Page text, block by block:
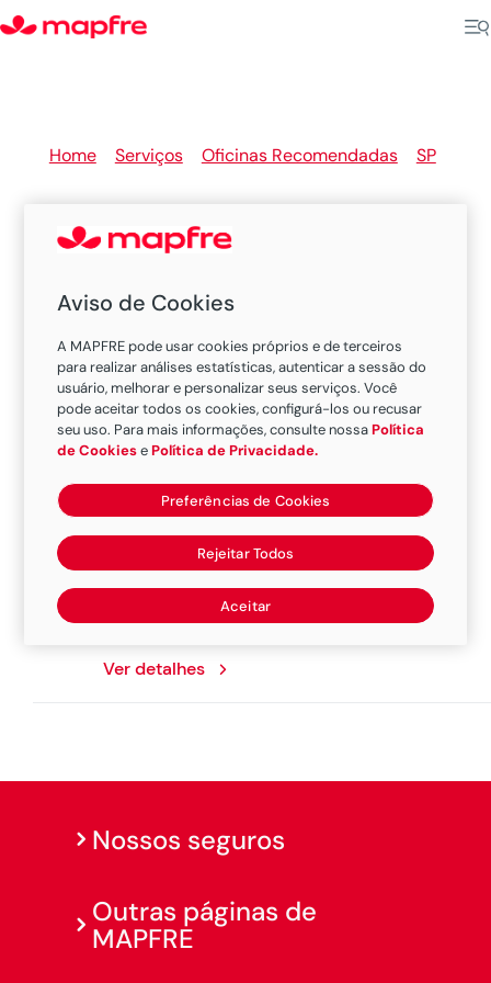
Home> Serviços> Oficinas Recomendadas> SP
Oficinas Recomendadas
MAPFRE em Itupeva
Existem 1 oficina nesta cidade.
Top Car Funilaria
Rodovia Vice Prfeito Hermenegildo Tonoli,
750, 13295000, Itupeva
Ver detalhes
Nossos seguros
Outras páginas de
MAPFRE
Aviso de Cookies
A MAPFRE pode usar cookies próprios e de terceiros
para realizar análises estatísticas, autenticar a sessão do
usuário, melhorar e personalizar seus serviços. Você
pode aceitar todos os cookies, configurá-los ou recusar
seu uso. Para mais informações, consulte nossaPolítica
de CookiesePolítica de Privacidade.
Preferências de Cookies
Rejeitar Todos
Aceitar